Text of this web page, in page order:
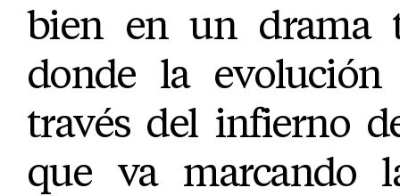
bien en un drama
donde la
través del infierno
que va marcando